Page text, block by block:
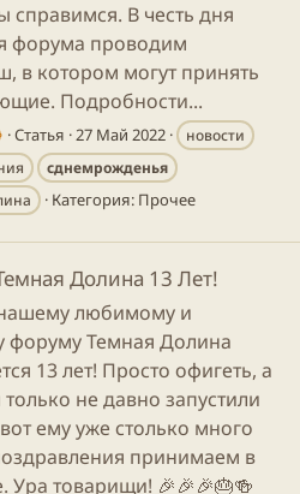
справимся. В честь дня
форума проводим
в котором могут принять
Подробности...
Статья 27 Май 2022
новости
сднемрожденья
Категория: Прочее
Долина 13 Лет!
любимому и
форуму Темная Долина
13 лет! Просто офигеть, а
не давно запустили
ему уже столько много
принимаем в
Ура товарищи! 🎉🎉🎉🎂🍻